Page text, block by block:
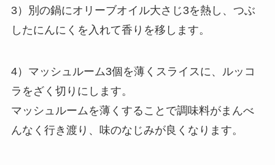
3）別の鍋にオリーブオイル大さじ3を熱し、つぶ
したにんにくを入れて香りを移します。
4）マッシュルーム3個を薄くスライスに、ルッコ
ラをざく切りにします。
マッシュルームを薄くすることで調味料がまんべ
んなく行き渡り、味のなじみが良くなります。